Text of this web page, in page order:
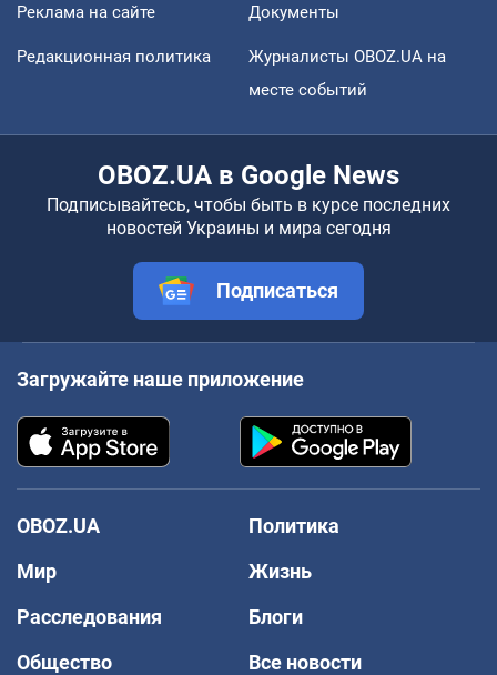
Реклама на сайте Документы
Редакционная политика
Журналисты OBOZ.UA на
месте событий
OBOZ.UA в Google News
Подписывайтесь, чтобы быть в курсе последних
новостей Украины и мира сегодня
Подписаться
Загружайте наше приложение
OBOZ.UA
Политика
Мир
Жизнь
Расследования
Блоги
Общество
Все новости